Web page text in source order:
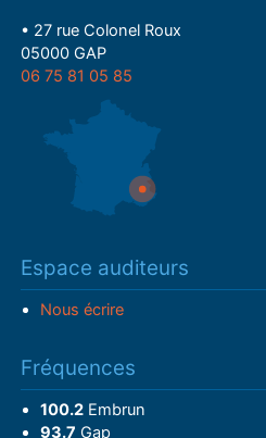
• 27 rue Colonel Roux
05000 GAP
06 75 81 05 85
Espace auditeurs
Nous écrire
Fréquences
100.2Embrun
93.7 Gap